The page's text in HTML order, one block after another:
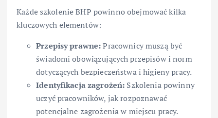
Każde szkolenie BHP powinno obejmować kilka
kluczowych elementów:
Przepisy prawne:Pracownicy muszą być
świadomi obowiązujących przepisów i norm
dotyczących bezpieczeństwa i higieny pracy.
Identyfikacja zagrożeń: Szkolenia powinny
uczyć pracowników, jak rozpoznawać
potencjalne zagrożenia w miejscu pracy.